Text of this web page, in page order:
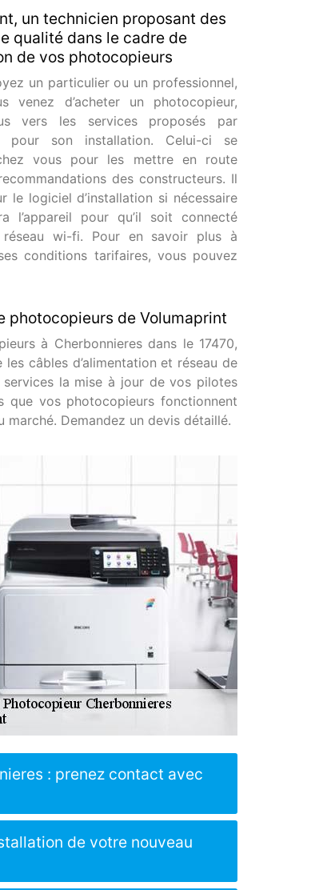
un technicien proposant des
qualité dans le cadre de
de vos photocopieurs
un particulier ou un professionnel,
venez d’acheter un photocopieur,
vers les services proposés par
pour son installation. Celui-ci se
vous pour les mettre en route
des constructeurs. Il
le logiciel d’installation si nécessaire
l’appareil pour qu’il soit connecté
wi-fi. Pour en savoir plus à
conditions tarifaires, vous pouvez
photocopieurs de Volumaprint
à Cherbonnieres dans le 17470,
câbles d’alimentation et réseau de
la mise à jour de vos pilotes
que vos photocopieurs fonctionnent
Demandez un devis détaillé.
: prenez contact avec
de votre nouveau